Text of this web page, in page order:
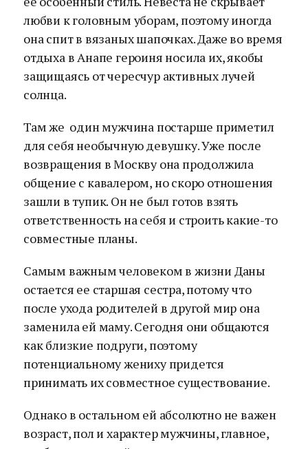
любви к головным уборам, поэтому иногда
она спит в вязаных шапочках. Даже во время
отдыха в Анапе героиня носила их, якобы
защищаясь от чересчур активных лучей
солнца.
Там же один мужчина постарше приметил
для себя необычную девушку. Уже после
возвращения в Москву она продолжила
общение с кавалером, но скоро отношения
зашли в тупик. Он не был готов взять
ответственность на себя и строить какие-то
совместные планы.
Самым важным человеком в жизни Даны
остается ее старшая сестра, потому что
после ухода родителей в другой мир она
заменила ей маму. Сегодня они общаются
как близкие подруги, поэтому
потенциальному жениху придется
принимать их совместное существование.
Однако в остальном ей абсолютно не важен
возраст, пол и характер мужчины, главное,